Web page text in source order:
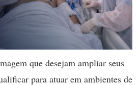
que desejam ampliar seus
para atuar em ambientes de